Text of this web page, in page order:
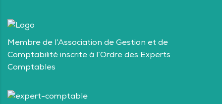
Membre de l’Association de Gestion et de
Comptabilité inscrite à l’Ordre des Experts
Comptables